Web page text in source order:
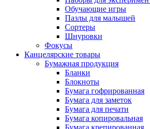
Обучающие игры
Пазлы для малышей
Сортеры
Шнуровки
Фокусы
Канцелярские товары
Бумажная продукция
Бланки
Блокноты
Бумага гофрированная
Бумага для заметок
Бумага для печати
Бумага копировальная
Бумага крепированная